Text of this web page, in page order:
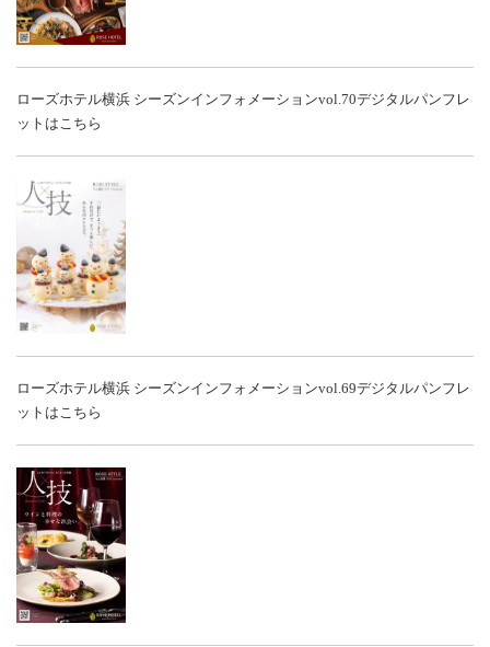
ローズホテル横浜 シーズンインフォメーションvol.70デジタルパンフレ
ットはこちら
ローズホテル横浜 シーズンインフォメーションvol.69デジタルパンフレ
ットはこちら